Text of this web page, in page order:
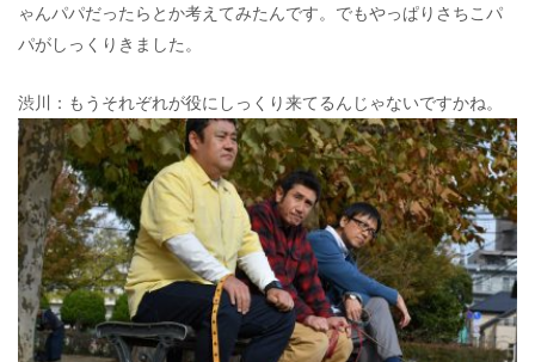
ゃんパパだったらとか考えてみたんです。でもやっぱりさちこパ
パがしっくりきました。
渋川：もうそれぞれが役にしっくり来てるんじゃないですかね。